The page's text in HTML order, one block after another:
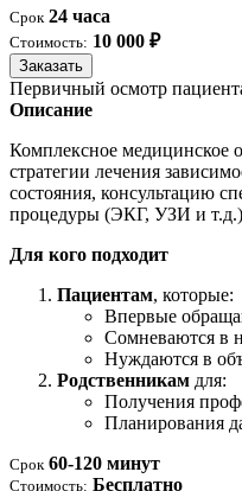
Срок 24 часа
Стоимость: 10 000 ₽
Заказать
Первичный осмотр
Описание
Комплексное медицинское
стратегии лечения
состояния, консультацию
процедуры (ЭКГ, УЗИ и
Для кого подходит
Пациентам, которые:
Впервые
Сомневаются в
Нуждаются в
Родственникам для:
Получения
Планирования
Срок 60-120 минут
Стоимость: Бесплатно